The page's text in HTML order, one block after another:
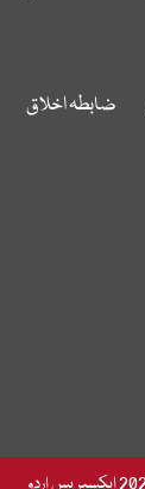
ضابطہ اخلاق